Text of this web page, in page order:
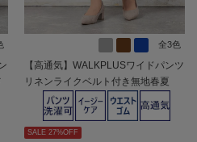
全3色
【高通気】WALKPLUSワイドパンツ
リネンライクベルト付き無地春夏
【レディース】
SALE 27%OFF